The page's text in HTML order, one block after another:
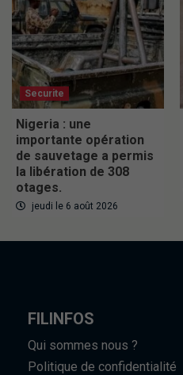
Securite
Nigeria : une
importante opération
de sauvetage a permis
la libération de 308
otages.
jeudi le 6 août 2026
FILINFOS
Qui sommes nous ?
Politique de confidentialité